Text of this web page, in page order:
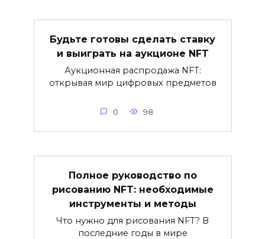
Будьте готовы сделать ставку
и выиграть на аукционе NFT
Аукционная распродажа NFT:
открывая мир цифровых предметов
0 98
Полное руководство по
рисованию NFT: необходимые
инструменты и методы
Что нужно для рисования NFT? В
последние годы в мире